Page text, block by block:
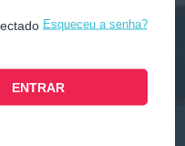
Esqueceu a senha?